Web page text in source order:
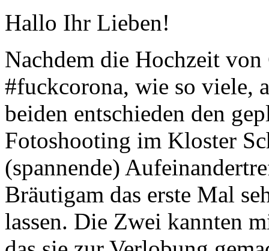
Hallo Ihr Lieben!
Nachdem die Hochzeit
#fuckcorona, wie so viele,
beiden entschieden den
Fotoshooting im Kloster
(spannende)
Bräutigam das erste Mal
lassen. Die Zwei kannten